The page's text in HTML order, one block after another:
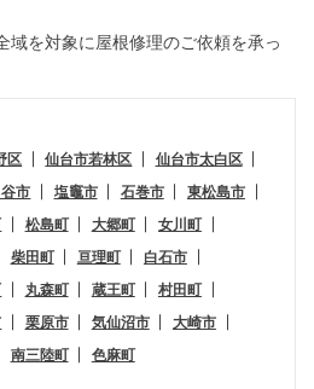
域を対象に屋根修理のご依頼を承っ
区 仙台市若林区
仙台市太白区
市 塩竈市 石巻市
東松島市
松島町 大郷町
女川町
柴田町 亘理町
白石市
丸森町 蔵王町
村田町
栗原市 気仙沼市
大崎市
南三陸町 色麻町